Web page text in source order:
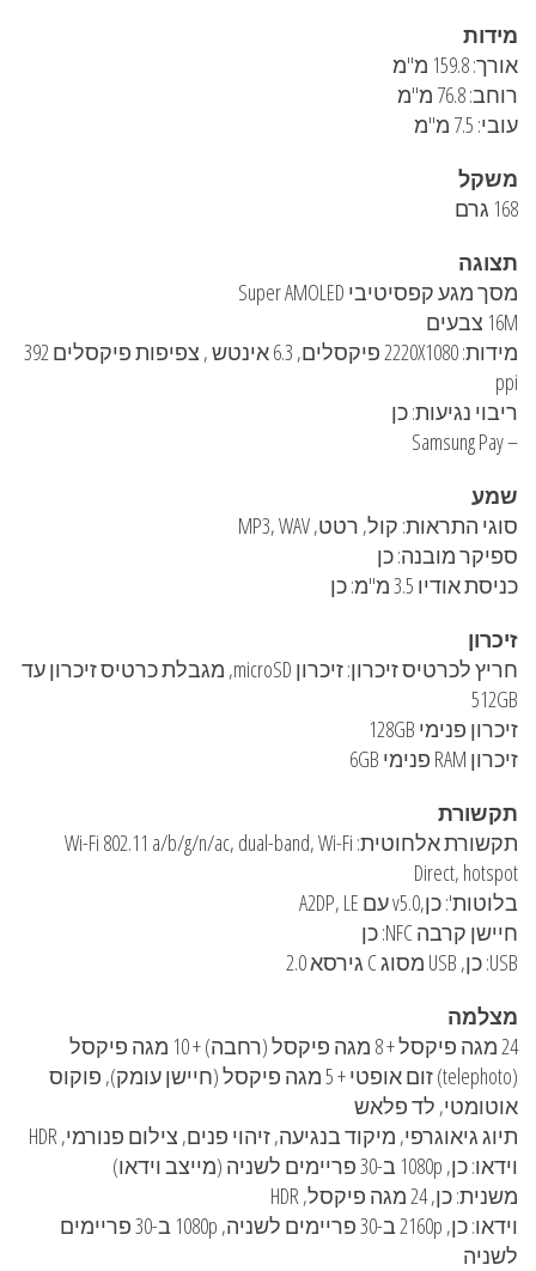
מידות
אורך: 159.8 מ"מ
רוחב: 76.8 מ"מ
עובי: 7.5 מ"מ
משקל
168 גרם
תצוגה
מסך מגע קפסיטיבי Super AMOLED
16M צבעים
מידות: 2220X1080 פיקסלים, 6.3 אינטש , צפיפות פיקסלים 392
ppi
ריבוי נגיעות: כן
– Samsung Pay
שמע
סוגי התראות: קול, רטט, MP3, WAV
ספיקר מובנה: כן
כניסת אודיו 3.5 מ"מ: כן
זיכרון
חריץ לכרטיס זיכרון: זיכרון microSD, מגבלת כרטיס זיכרון עד
512GB
זיכרון פנימי 128GB
זיכרון RAM פנימי 6GB
תקשורת
תקשורת אלחוטית: Wi-Fi 802.11 a/b/g/n/ac, dual-band, Wi-Fi
Direct, hotspot
בלוטות': כן,v5.0 עם A2DP, LE
חיישן קרבה NFC: כן
USB: כן, USB מסוג C גירסא 2.0
מצלמה
24 מגה פיקסל + 8 מגה פיקסל (רחבה) + 10 מגה פיקסל
(telephoto) זום אופטי + 5 מגה פיקסל (חיישן עומק), פוקוס
אוטומטי, לד פלאש
תיוג גיאוגרפי, מיקוד בנגיעה, זיהוי פנים, צילום פנורמי, HDR
וידאו: כן, 1080p ב-30 פריימים לשניה (מייצב וידאו)
משנית: כן, 24 מגה פיקסל, HDR
וידאו: כן, 2160p ב-30 פריימים לשניה, 1080p ב-30 פריימים
לשניה